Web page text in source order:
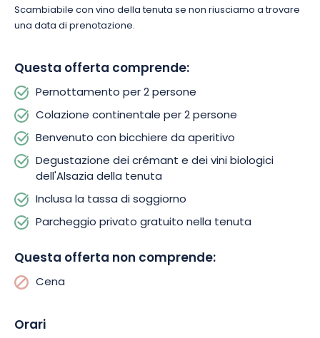
Scambiabile con vino della tenuta se non riusciamo a trovare
una data di prenotazione.
Questa offerta comprende:
Pernottamento per 2 persone
Colazione continentale per 2 persone
Benvenuto con bicchiere da aperitivo
Degustazione dei crémant e dei vini biologici
dell'Alsazia della tenuta
Inclusa la tassa di soggiorno
Parcheggio privato gratuito nella tenuta
Questa offerta non comprende:
Cena
Orari